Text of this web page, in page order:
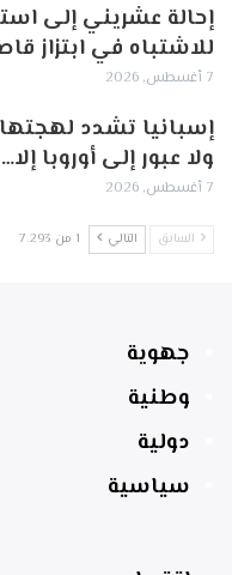
إحالة عشريني إلى
للاشتباه في ابتزاز
7 أغسطس, 2026
إسبانيا تشدد لهجتها
ولا عبور إلى أوروبا إلا…
7 أغسطس, 2026
السابق التالي 1 من 7٬293
جهوية
وطنية
دولية
سياسية